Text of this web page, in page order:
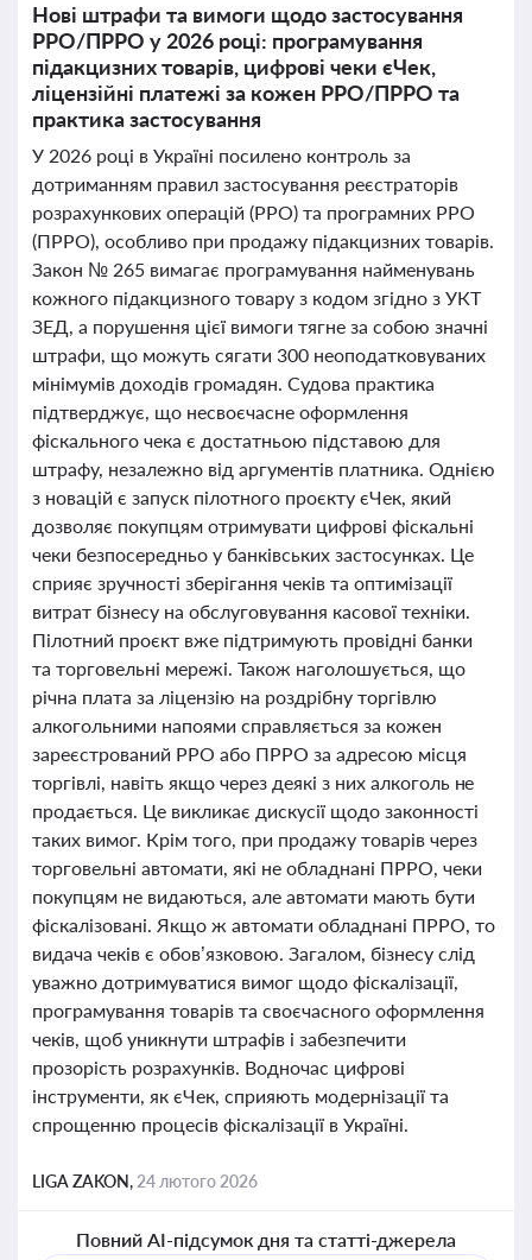
Нові штрафи та вимоги щодо застосування
РРО/ПРРО у 2026 році: програмування
підакцизних товарів, цифрові чеки єЧек,
ліцензійні платежі за кожен РРО/ПРРО та
практика застосування
У 2026 році в Україні посилено контроль за
дотриманням правил застосування реєстраторів
розрахункових операцій (РРО) та програмних РРО
(ПРРО), особливо при продажу підакцизних товарів.
Закон № 265 вимагає програмування найменувань
кожного підакцизного товару з кодом згідно з УКТ
ЗЕД, а порушення цієї вимоги тягне за собою значні
штрафи, що можуть сягати 300 неоподатковуваних
мінімумів доходів громадян. Судова практика
підтверджує, що несвоєчасне оформлення
фіскального чека є достатньою підставою для
штрафу, незалежно від аргументів платника. Однією
з новацій є запуск пілотного проєкту єЧек, який
дозволяє покупцям отримувати цифрові фіскальні
чеки безпосередньо у банківських застосунках. Це
сприяє зручності зберігання чеків та оптимізації
витрат бізнесу на обслуговування касової техніки.
Пілотний проєкт вже підтримують провідні банки
та торговельні мережі. Також наголошується, що
річна плата за ліцензію на роздрібну торгівлю
алкогольними напоями справляється за кожен
зареєстрований РРО або ПРРО за адресою місця
торгівлі, навіть якщо через деякі з них алкоголь не
продається. Це викликає дискусії щодо законності
таких вимог. Крім того, при продажу товарів через
торговельні автомати, які не обладнані ПРРО, чеки
покупцям не видаються, але автомати мають бути
фіскалізовані. Якщо ж автомати обладнані ПРРО, то
видача чеків є обов’язковою. Загалом, бізнесу слід
уважно дотримуватися вимог щодо фіскалізації,
програмування товарів та своєчасного оформлення
чеків, щоб уникнути штрафів і забезпечити
прозорість розрахунків. Водночас цифрові
інструменти, як єЧек, сприяють модернізації та
спрощенню процесів фіскалізації в Україні.
LIGA ZAKON, 24 лютого 2026
Повний AI-підсумок дня та статті-джерела